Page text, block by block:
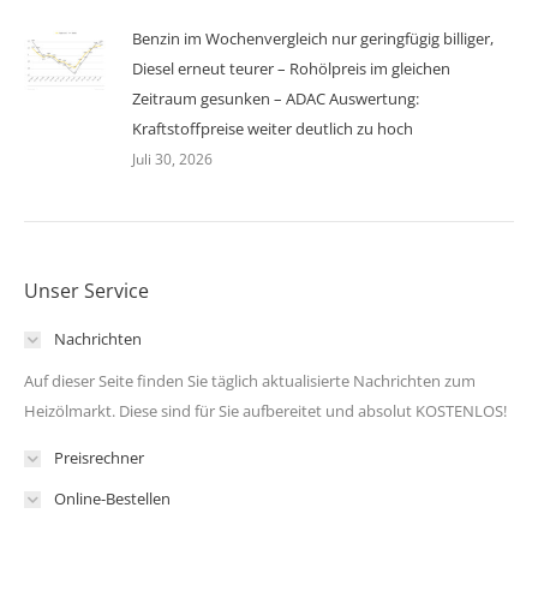
Benzin im Wochenvergleich nur geringfügig billiger,
Diesel erneut teurer – Rohölpreis im gleichen
Zeitraum gesunken – ADAC Auswertung:
Kraftstoffpreise weiter deutlich zu hoch
Juli 30, 2026
Unser Service
Nachrichten
Auf dieser Seite finden Sie täglich aktualisierte Nachrichten zum
Heizölmarkt. Diese sind für Sie aufbereitet und absolut KOSTENLOS!
Preisrechner
Online-Bestellen